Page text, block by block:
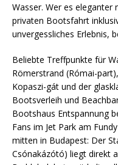
Wasser. Wer es eleganter
privaten Bootsfahrt
unvergessliches Erlebnis,
Beliebte Treffpunkte für
Römerstrand (Római-
Kopaszi-gát und der
Bootsverleih und
Bootshaus Entspannung
Fans im Jet Park am
mitten in Budapest: Der
Csónakázótó) liegt direkt